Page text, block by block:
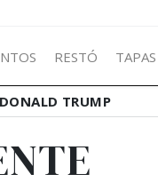
RESTÓ TAPAS
DONALD TRUMP